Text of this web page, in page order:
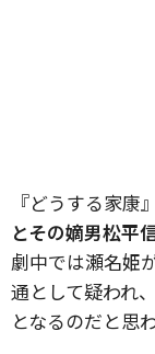
『どうする家康
とその嫡男松平
劇中では瀬名姫
通として疑われ
となるのだと思